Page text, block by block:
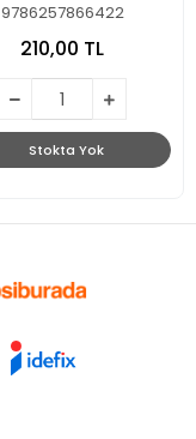
9786257866422
210,00 TL
Stokta Yok